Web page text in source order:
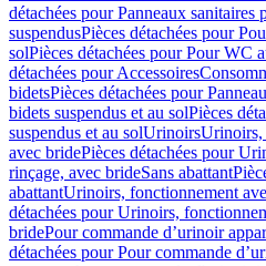
détachées pour Panneaux sanitaires
suspendusPièces détachées pour
solPièces détachées pour Pour WC
détachées pour Accessoires
bidetsPièces détachées pour
bidets suspendus et au solPièces
suspendus et au solUrinoirsUrinoirs,
avec bridePièces détachées pour
rinçage, avec brideSans abattant
abattantUrinoirs, fonctionnement
détachées pour Urinoirs,
bridePour commande d’urinoir
détachées pour Pour commande